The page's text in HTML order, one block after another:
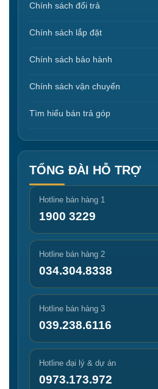
Chính sách đổi trả
Chính sách lắp đặt
Chính sách bảo hành
Chính sách vận chuyển
Tìm hiểu bán trả góp
TỔNG ĐÀI HỖ TRỢ
Hotline bán hàng 1
1900 3229
Hotline bán hàng 2
034.304.8338
Hotline bán hàng 3
039.238.6116
Hotline đại lý & dự án
0973.173.972